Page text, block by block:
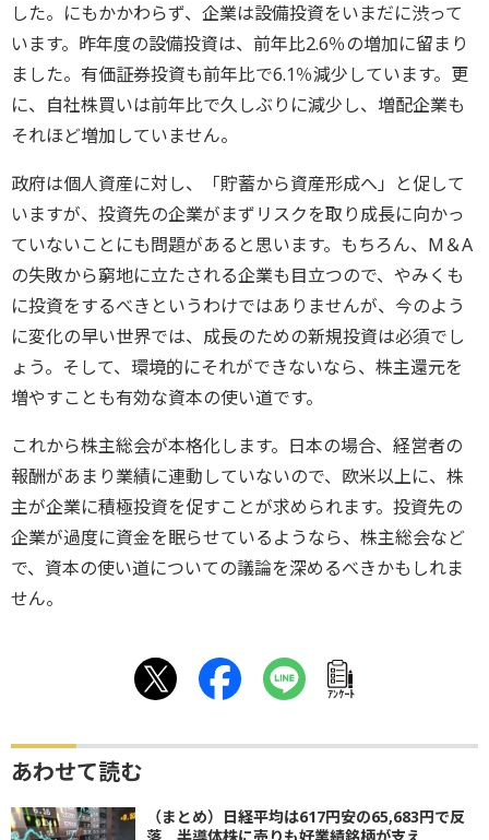
した。にもかかわらず、企業は設備投資をいまだに渋って
います。昨年度の設備投資は、前年比2.6％の増加に留まり
ました。有価証券投資も前年比で6.1％減少しています。更
に、自社株買いは前年比で久しぶりに減少し、増配企業も
それほど増加していません。
政府は個人資産に対し、「貯蓄から資産形成へ」と促して
いますが、投資先の企業がまずリスクを取り成長に向かっ
ていないことにも問題があると思います。もちろん、M＆A
の失敗から窮地に立たされる企業も目立つので、やみくも
に投資をするべきというわけではありませんが、今のよう
に変化の早い世界では、成長のための新規投資は必須でし
ょう。そして、環境的にそれができないなら、株主還元を
増やすことも有効な資本の使い道です。
これから株主総会が本格化します。日本の場合、経営者の
報酬があまり業績に連動していないので、欧米以上に、株
主が企業に積極投資を促すことが求められます。投資先の
企業が過度に資金を眠らせているようなら、株主総会など
で、資本の使い道についての議論を深めるべきかもしれま
せん。
ｱﾝｹｰﾄ
あわせて読む
（まとめ）日経平均は617円安の65,683円で反